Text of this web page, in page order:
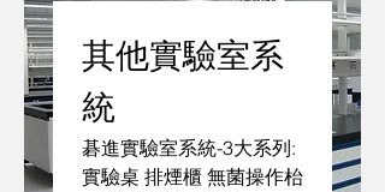
其他實驗室系
統
碁進實驗室系統-3大系列:
實驗桌 排煙櫃 無菌操作枱